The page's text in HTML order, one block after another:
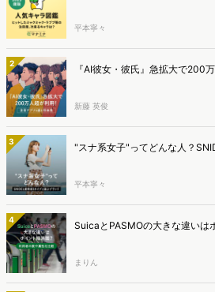
平本寧々
2 『AI彼女・彼氏』急拡大で200
新藤 英俊
3 "スナ系女子"ってどんな人？
平本寧々
4 SuicaとPASMOの大きな違いは
まりん